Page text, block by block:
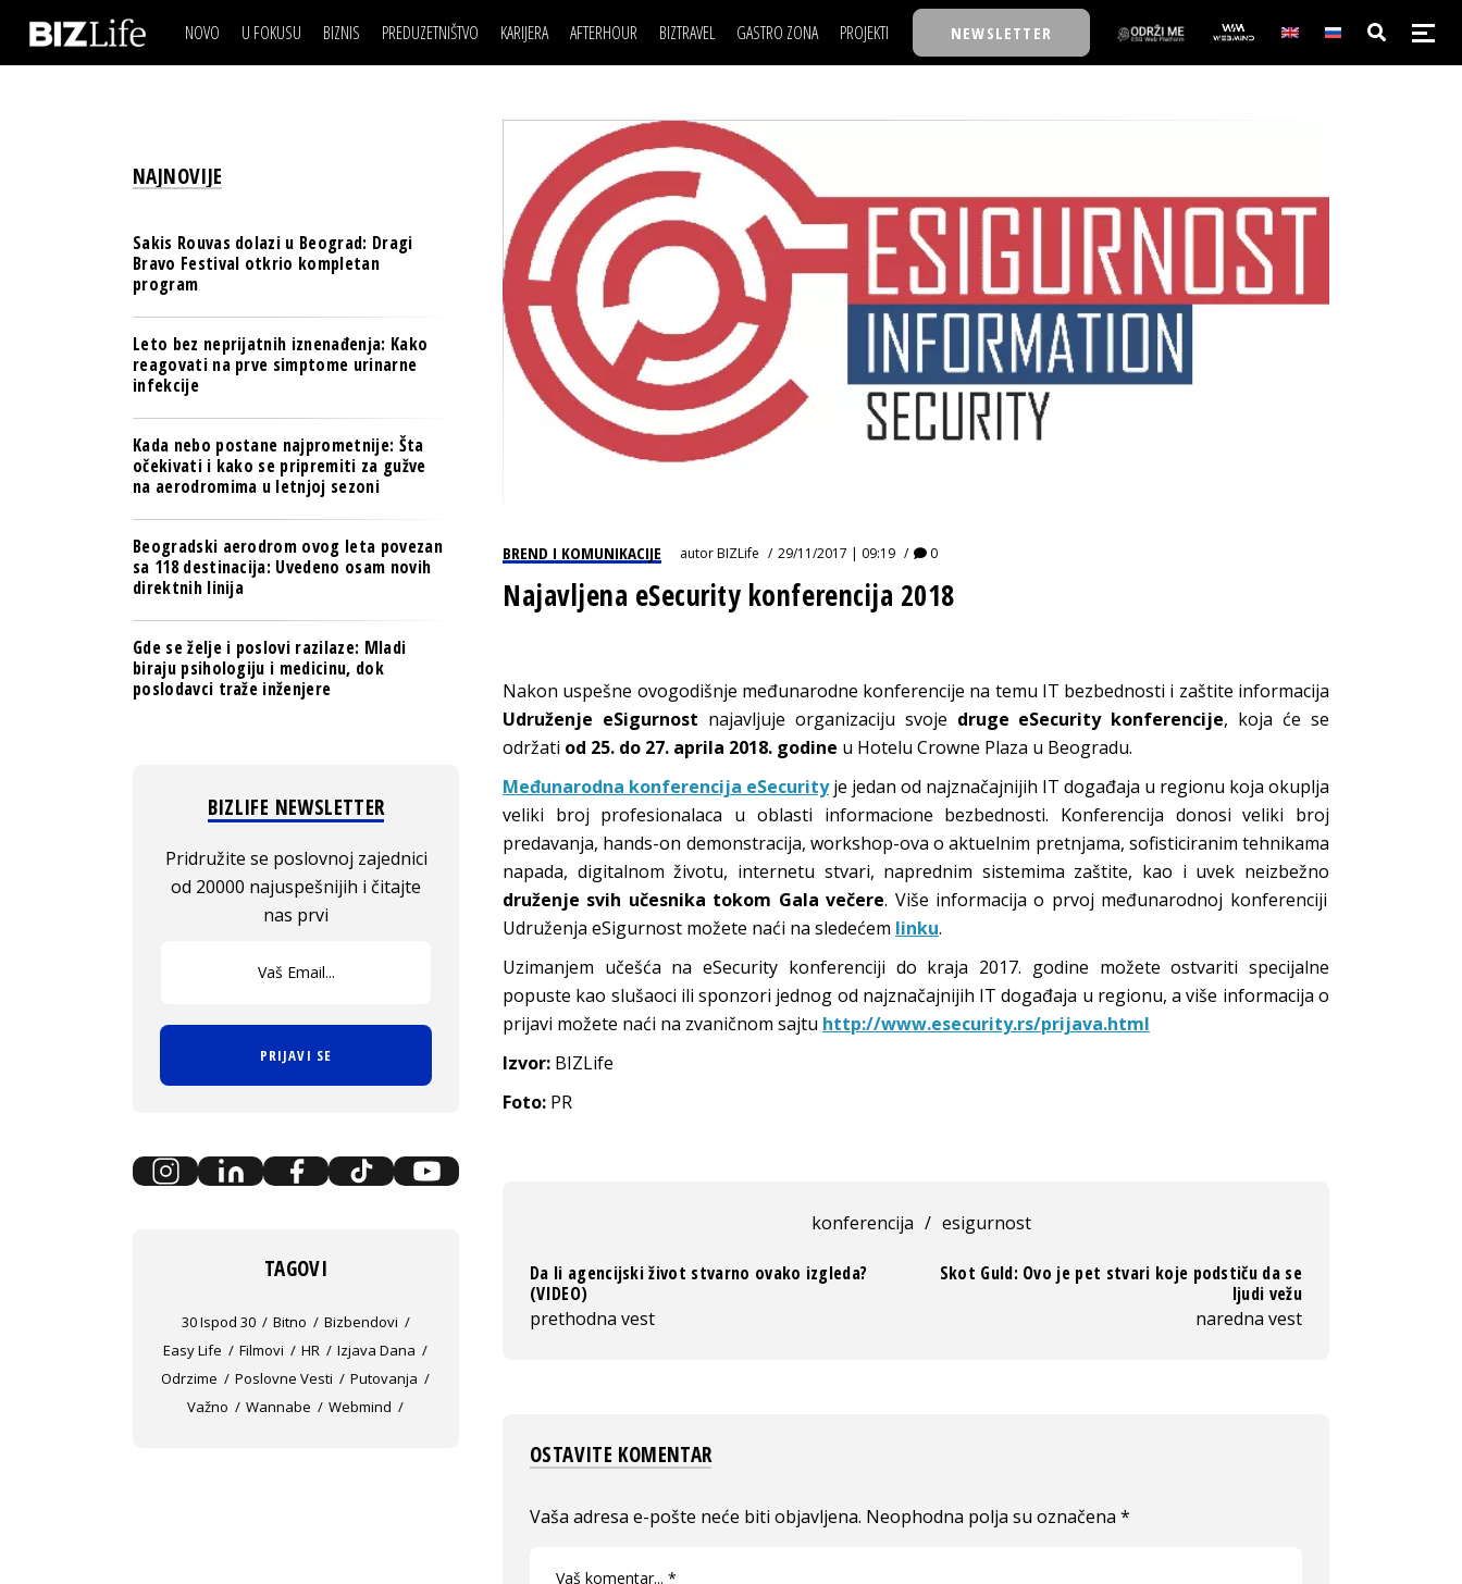
NOVO U FOKUSU BIZNIS
BANKE
TECH I AI
BIZNIS & SPORT
PULS REGIONA
NOVO NA RAFU
PREDUZETNIŠTVO KARIJERA
LJUDI (HR)
MOJ UGAO
USAVRŠAVANJE
KNOW-HOW
AFTERHOUR
KNJIGE
AUTO SVET
STIL
WELLBEING
BIZTRAVEL GASTRO ZONA PROJEKTI
BACK TO OFFICE/SCHOOL
BIZBENDOVI
BIZKOLEGIJUM
BMW BIZNIS LIGA
BIZLIFE WEEK
IZJAVA GODINE
NEWSLETTER
IZJAVA DANABIZNIS SCENA
BREND I KOMUNIKACIJE
OSIGURANJE
TECH I AI
PULS REGIONA
POSAO
MOJ UGAO
USAVRŠAVANJE
KNOW-HOW
FILM I SCENA
AUTO SVET
STIL
WELLBEING
NAJKOLEGA
30 ISPOD 30
BIZBENDOVI
BIZKOLEGIJUM
BMW BIZNIS LIGA
BIZLIFE WEEK
IZJAVA GODINE
BREND I KOMUNIKACIJE autorBIZLife 29/11/2017 | 09:19 0
Najavljena eSecurity konferencija 2018
Nakon uspešne ovogodišnje međunarodne konferencije na temu IT bezbednosti i zaštite informacija
Udruženje eSigurnost najavljuje organizaciju svoje druge eSecurity konferencije, koja će se
održati od 25. do 27. aprila 2018. godine u Hotelu Crowne Plaza u Beogradu.
Međunarodna konferencija eSecurityje jedan od najznačajnijih IT događaja u regionu koja okuplja
veliki broj profesionalaca u oblasti informacione bezbednosti. Konferencija donosi veliki broj
predavanja, hands-on demonstracija, workshop-ova o aktuelnim pretnjama, sofisticiranim tehnikama
napada, digitalnom životu, internetu stvari, naprednim sistemima zaštite, kao i uvek neizbežno
druženje svih učesnika tokom Gala večere. Više informacija o prvoj međunarodnoj konferenciji
Udruženja eSigurnost možete naći na sledećem linku.
Uzimanjem učešća na eSecurity konferenciji do kraja 2017. godine možete ostvariti specijalne
popuste kao slušaoci ili sponzori jednog od najznačajnijih IT događaja u regionu, a više informacija o
prijavi možete naći na zvaničnom sajtu http://www.esecurity.rs/prijava.html
Izvor: BIZLife
Foto: PR
konferencija / esigurnost
Da li agencijski život stvarno ovako izgleda?
(VIDEO)
prethodna vest
Skot Guld: Ovo je pet stvari koje podstiču da se
ljudi vežu
naredna vest
OSTAVITE KOMENTAR
Vaša adresa e-pošte neće biti objavljena. Neophodna polja su označena *
NAJNOVIJE
Sakis Rouvas dolazi u Beograd: Dragi
Bravo Festival otkrio kompletan
program
Leto bez neprijatnih iznenađenja: Kako
reagovati na prve simptome urinarne
infekcije
Kada nebo postane najprometnije: Šta
očekivati i kako se pripremiti za gužve
na aerodromima u letnjoj sezoni
Beogradski aerodrom ovog leta povezan
sa 118 destinacija: Uvedeno osam novih
direktnih linija
Gde se želje i poslovi razilaze: Mladi
biraju psihologiju i medicinu, dok
poslodavci traže inženjere
BIZLIFE NEWSLETTER
Pridružite se poslovnoj zajednici
od 20000 najuspešnijih i čitajte
nas prvi
PRIJAVI SE
TAGOVI
30 Ispod 30 Bitno
Bizbendovi
Easy Life
Filmovi HR
Izjava Dana
Odrzime
Poslovne Vesti
Putovanja
Važno
Wannabe Webmind